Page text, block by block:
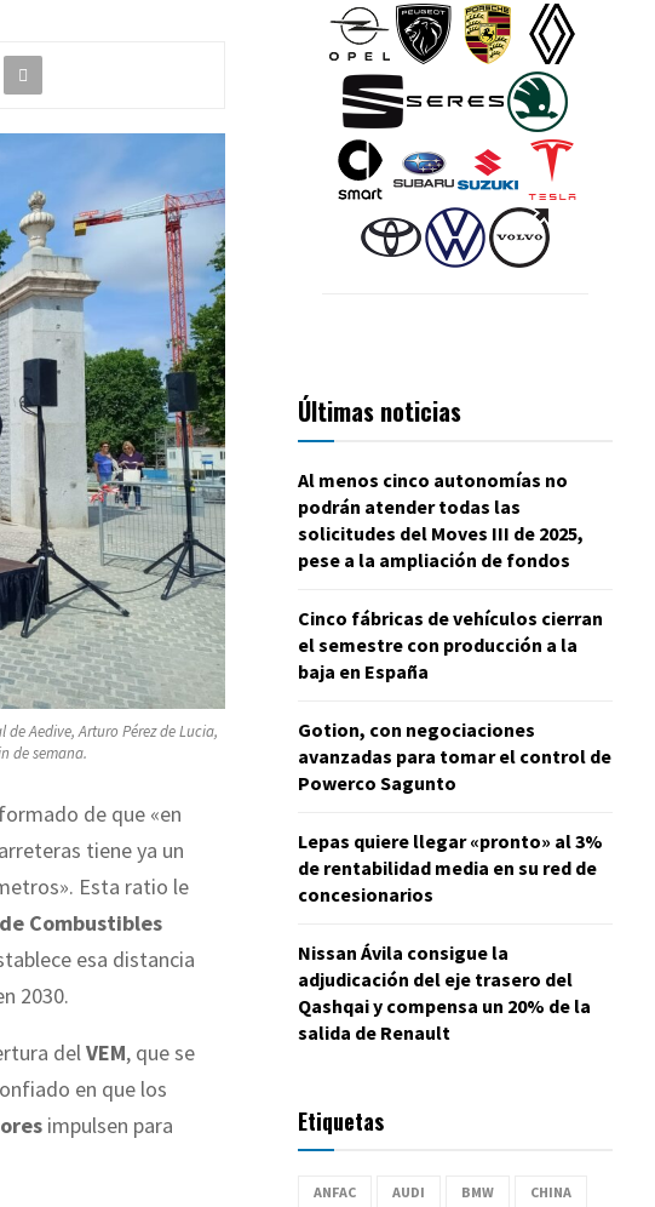
Aedive, Arturo Pérez de Lucia,
de semana.
de que «en
tiene ya un
Esta ratio le
Combustibles
esa distancia
2030.
delVEM, que se
en que los
impulsen para
Últimas noticias
Al menos cinco autonomías no
podrán atender todas las
solicitudes del Moves III de 2025,
pese a la ampliación de fondos
Cinco fábricas de vehículos cierran
el semestre con producción a la
baja en España
Gotion, con negociaciones
avanzadas para tomar el control de
Powerco Sagunto
Lepas quiere llegar «pronto» al 3%
de rentabilidad media en su red de
concesionarios
Nissan Ávila consigue la
adjudicación del eje trasero del
Qashqai y compensa un 20% de la
salida de Renault
Etiquetas
ANFAC AUDI BMW CHINA